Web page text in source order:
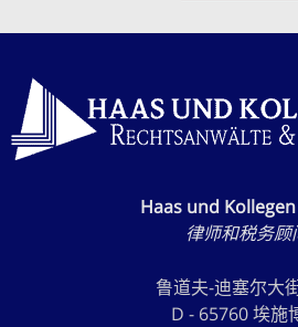
Haas und
律师和税务顾
鲁道夫-迪塞尔大
D - 65760 埃施